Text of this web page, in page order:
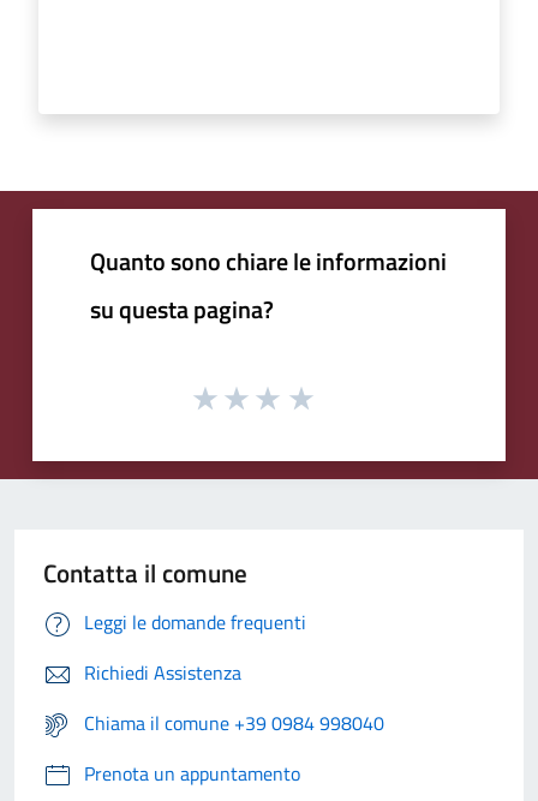
Quanto sono chiare le informazioni
su questa pagina?
Contatta il comune
Leggi le domande frequenti
Richiedi Assistenza
Chiama il comune +39 0984 998040
Prenota un appuntamento